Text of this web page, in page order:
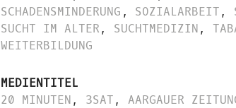
SCHADENSMINDERUNG , SOZIALARBEIT,
SUCHT IM ALTER, SUCHTMEDIZIN,
WEITERBILDUNG
MEDIENTITEL
20 MINUTEN, 3SAT, AARGAUER